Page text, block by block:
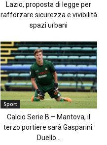
Lazio, proposta di legge per
rafforzare sicurezza e vivibilità
spazi urbani
Sport
Calcio Serie B – Mantova, il
terzo portiere sarà Gasparini.
Duello...